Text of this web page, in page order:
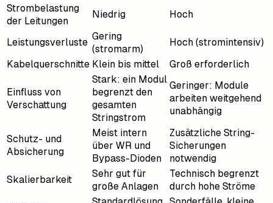
Strombelastung
der Leitungen
Niedrig Hoch
Leistungsverluste
Gering
(stromarm)
Hoch (stromintensiv)
Kabelquerschnitte Klein bis mittel Groß erforderlich
Einfluss von
Verschattung
Stark: ein Modul
begrenzt den
gesamten
Stringstrom
Geringer: Module
arbeiten weitgehend
unabhängig
Schutz- und
Absicherung
Meist intern
über WR und
Bypass-Dioden
Zusätzliche String-
Sicherungen
notwendig
Skalierbarkeit
Sehr gut für
große Anlagen
Technisch begrenzt
durch hohe Ströme